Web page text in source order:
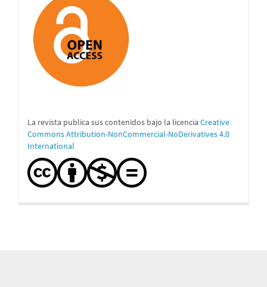
La revista publica sus contenidos bajo la licencia Creative
Commons Attribution-NonCommercial-NoDerivatives 4.0
International